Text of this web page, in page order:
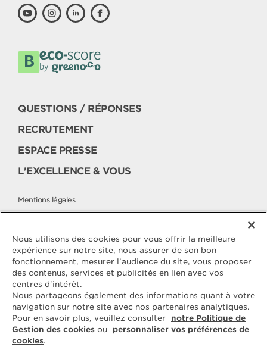
QUESTIONS / RÉPONSES
RECRUTEMENT
ESPACE PRESSE
L'EXCELLENCE & VOUS
Mentions légales
Politique de protection des données
Contactez
ELLE & VIRE
Pour toute question ou demande
d'information complémentaire,
nous sommes à votre disposition
Nous utilisons des cookies pour vous offrir la meilleure
expérience sur notre site, nous assurer de son bon
fonctionnement, mesurer l'audience du site, vous proposer
des contenus, services et publicités en lien avec vos
centres d'intérêt.
Nous partageons également des informations quant à votre
navigation sur notre site avec nos partenaires analytiques.
Pour en savoir plus, veuillez consulter
notre Politique de
Gestion des cookies ou
personnaliser vos préférences de
cookies.